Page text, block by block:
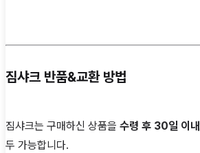
짐샤크 반품&교환 방법
짐샤크는 구매하신 상품을 수령 후 30일 이내
두 가능합니다.